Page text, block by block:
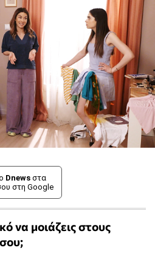
Dnews στα
στη Google
να μοιάζεις στους